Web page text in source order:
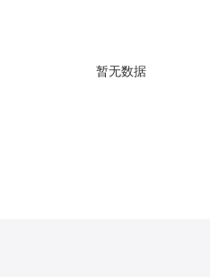
暂无数据